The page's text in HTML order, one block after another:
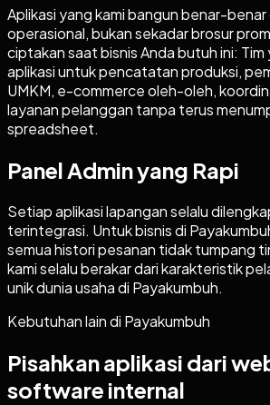
Aplikasi yang kami bangun benar-
operasional, bukan sekadar brosur
ciptakan saat bisnis Anda butuh ini: Tim
aplikasi untuk pencatatan produksi,
UMKM, e-commerce oleh-oleh,
layanan pelanggan tanpa terus
spreadsheet.
Panel Admin yang Rapi
Setiap aplikasi lapangan selalu
terintegrasi. Untuk bisnis di
semua histori pesanan tidak tumpang
kami selalu berakar dari karakteristik
unik dunia usaha di Payakumbuh.
Kebutuhan lain di Payakumbuh
Pisahkan aplikasi dari
software internal